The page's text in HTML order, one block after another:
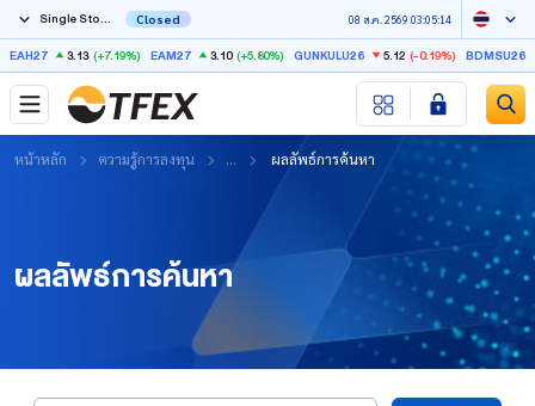
Single Stock Futures Closed 08 ส.ค. 2569 03:05:14
EAH27 3.13 (+7.19%) EAM27 3.10 (+5.80%) GUNKULU26 5.12 (-0.19%) BDMSU26X
หน้าหลัก ความรู้การลงทุน ... ผลลัพธ์การค้นหา
ผลลัพธ์การค้นหา